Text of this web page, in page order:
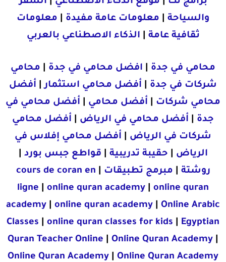
والسياحة
معلومات عامة مفيدة
معلومات
ثقافية عامة
الذكاء الاصطناعي بالعربي
محامي في جدة افضل محامي في جدة
محامي
شركات في جدة
أفضل محامي استثمار| أفضل
محامي شركات
أفضل محامي
أفضل محامي في
جدة
أفضل محامي في الرياض
أفضل محامي
شركات في الرياض
أفضل محامي إفلاس في
الرياض
حقيبة تدريبية قواطع جبس بورد
روشتة
مبرمج تطبيقات
cours de coran en
ligne
online quran academy
online quran
academy
online quran academy
Online Arabic
Classes
online quran classes for kids
Egyptian
Quran Teacher Online
Online Quran Academy
Online Quran Academy
Online Quran Academy